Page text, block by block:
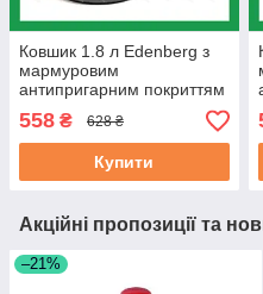
Ковшик 1.8 л Edenberg з
мармуровим
антипригарним покриттям
литий алюміній з кришкою
18 см (EB-3674)
558 ₴ 628 ₴
Купити
Акційні пропозиції та
–21%